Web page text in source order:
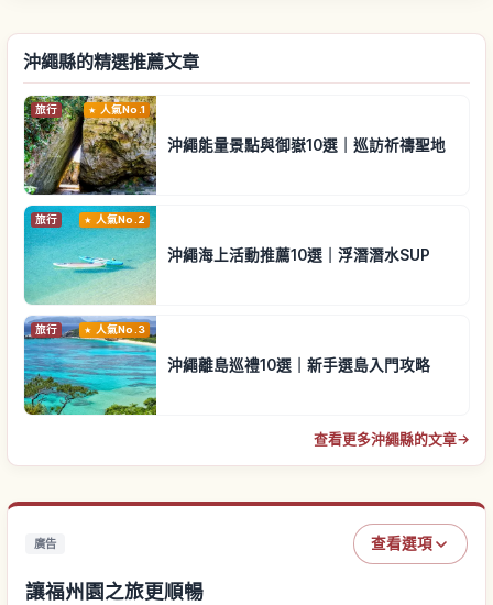
沖繩縣的精選推薦文章
旅行 人氣No.1
沖繩能量景點與御嶽10選｜巡訪祈禱聖地
旅行 人氣No.2
沖繩海上活動推薦10選｜浮潛潛水SUP
旅行 人氣No.3
沖繩離島巡禮10選｜新手選島入門攻略
查看更多沖繩縣的文章→
廣告 查看選項
讓福州園之旅更順暢